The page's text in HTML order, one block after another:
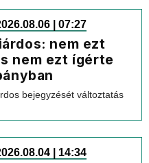
| 07:27
nem ezt
nem ezt ígérte
bejegyzését változtatás
| 14:34